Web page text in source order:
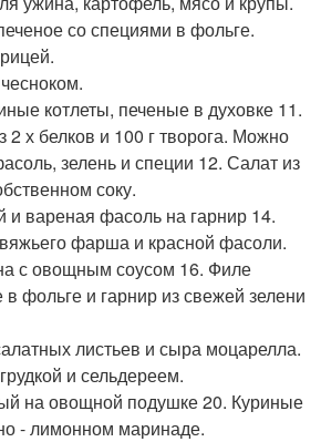
со специями в фольге.
котлеты, печеные в духовке 11.
х белков и 100 г творога. Можно
зелень и специи 12. Салат из
соку.
и вареная фасоль на гарнир 14.
фарша и красной фасоли.
с овощным соусом 16. Филе
в фольге и гарнир из свежей зелени
листьев и сыра моцарелла.
и сельдереем.
на овощной подушке 20. Куриные
- лимонном маринаде.